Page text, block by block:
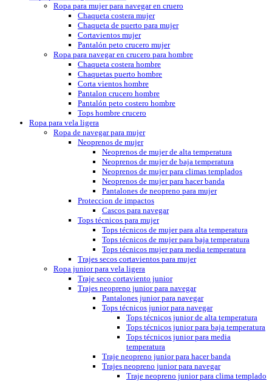
Ropa para mujer para navegar en cruero
Chaqueta costera mujer
Chaqueta de puerto para mujer
Cortavientos mujer
Pantalón peto crucero mujer
Ropa para navegar en crucero para hombre
Chaqueta costera hombre
Chaquetas puerto hombre
Corta vientos hombre
Pantalon crucero hombre
Pantalón peto costero hombre
Tops hombre crucero
Ropa para vela ligera
Ropa de navegar para mujer
Neoprenos de mujer
Neoprenos de mujer de alta temperatura
Neoprenos de mujer de baja temperatura
Neoprenos de mujer para climas templados
Neoprenos de mujer para hacer banda
Pantalones de neopreno para mujer
Proteccion de impactos
Cascos para navegar
Tops técnicos para mujer
Tops técnicos de mujer para alta temperatura
Tops técnicos de mujer para baja temperatura
Tops técnicos mujer para media temperatura
Trajes secos cortavientos para mujer
Ropa junior para vela ligera
Traje seco cortaviento junior
Trajes neopreno junior para navegar
Pantalones junior para navegar
Tops técnicos junior para navegar
Tops técnicos junior de alta temperatura
Tops técnicos junior para baja temperatura
Tops técnicos junior para media
temperatura
Traje neopreno junior para hacer banda
Trajes neopreno junior para navegar
Traje neopreno junior para clima templado